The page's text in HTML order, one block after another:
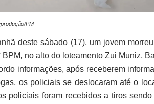
PM
deste sábado (17), um jovem
BPM, no alto do loteamento Zui Muniz,
informações, após receberem
os policiais se deslocaram até o
policiais foram recebidos a tiros